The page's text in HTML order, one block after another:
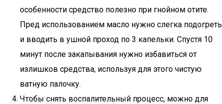
особенности средство полезно при гнойном отите.
Пред использованием масло нужно слегка подогреть
и вводить в ушной проход по 3 капельки. Спустя 10
минут после закапывания нужно избавиться от
излишков средства, используя для этого чистую
ватную палочку.
Чтобы снять воспалительный процесс, можно для